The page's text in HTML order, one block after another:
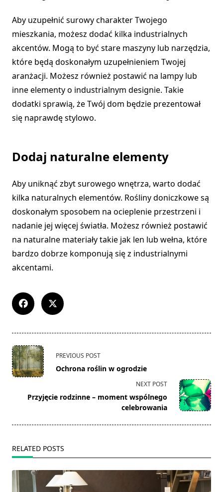
Aby uzupełnić surowy charakter Twojego
mieszkania, możesz dodać kilka industrialnych
akcentów. Mogą to być stare maszyny lub narzędzia,
które będą doskonałym uzupełnieniem Twojej
aranżacji. Możesz również postawić na lampy lub
inne elementy o industrialnym designie. Takie
dodatki sprawią, że Twój dom będzie prezentował
się naprawdę stylowo.
Dodaj naturalne elementy
Aby uniknąć zbyt surowego wnętrza, warto dodać
kilka naturalnych elementów. Rośliny doniczkowe są
doskonałym sposobem na ocieplenie przestrzeni i
nadanie jej więcej światła. Możesz również postawić
na naturalne materiały takie jak len lub wełna, które
bardzo dobrze komponują się z industrialnymi
akcentami.
<span
class="nav-
subtitle
reader-
PREVIOUS POST
Ochrona roślin w ogrodzie
NEXT POST
Przyjęcie rodzinne – moment wspólnego
celebrowania
RELATED POSTS